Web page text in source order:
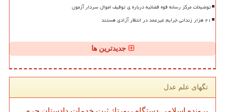
توضیحات مرکز رسانه قوه قضائیه درباره ی توقیف اموال سردار آزمون
۲۱ هزار زندانی جرایم غیرعمد در انتظار آزادی هستند
جدیدترین ها
تگهای علم عدل